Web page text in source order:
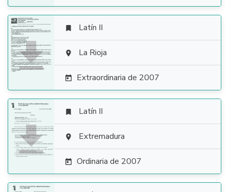

 Latín II
 La Rioja
 Extraordinaria de 2007

 Latín II
 Extremadura
 Ordinaria de 2007